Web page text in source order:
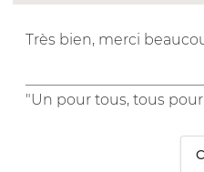
Très bien, merci
"Un pour tous, tous